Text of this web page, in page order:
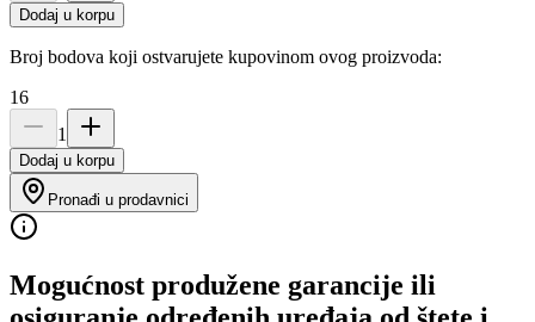
Dodaj u korpu
Broj bodova koji ostvarujete kupovinom ovog proizvoda:
16
1
Dodaj u korpu
Pronađi u prodavnici
Mogućnost produžene garancije ili